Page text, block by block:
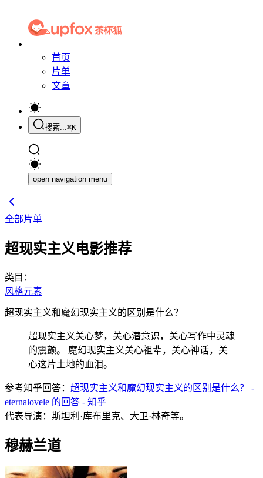
首页
片单
文章
搜索...⌘K
open navigation menu
全部片单
超现实主义电影推荐
类目：
风格元素
超现实主义和魔幻现实主义的区别是什么？
超现实主义关心梦，关心潜意识，关心写作中灵魂
的震颤。 魔幻现实主义关心祖辈，关心神话，关
心这片土地的血泪。
参考知乎回答： 超现实主义和魔幻现实主义的区别是什么？ -
eternalovele 的回答 - 知乎
代表导演：斯坦利·库布里克、大卫·林奇等。
穆赫兰道